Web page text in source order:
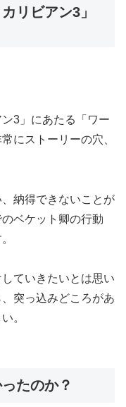
リビアン3」
3」にあたる「ワー
にストーリーの穴、
納得できないことが
ベケット卿の行動
ていきたいとは思い
突っ込みどころがあ
。
たのか？